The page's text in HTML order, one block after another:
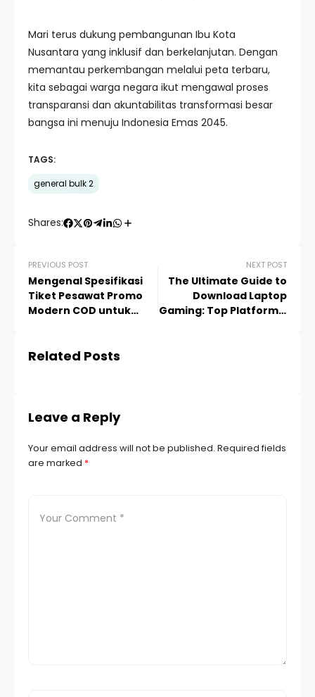
Mari terus dukung pembangunan Ibu Kota
Nusantara yang inklusif dan berkelanjutan. Dengan
memantau perkembangan melalui peta terbaru,
kita sebagai warga negara ikut mengawal proses
transparansi dan akuntabilitas transformasi besar
bangsa ini menuju Indonesia Emas 2045.
TAGS:
general bulk 2
Shares:
PREVIOUS POST
Mengenal Spesifikasi
Tiket Pesawat Promo
Modern COD untuk
NEXT POST
The Ultimate Guide to
Download Laptop
Gaming: Top Platforms,
Related Posts
Leave a Reply
Your email address will not be published. Required fields
are marked *